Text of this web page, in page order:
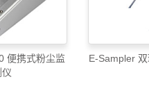
便携式粉尘监
仪
E-Sampler